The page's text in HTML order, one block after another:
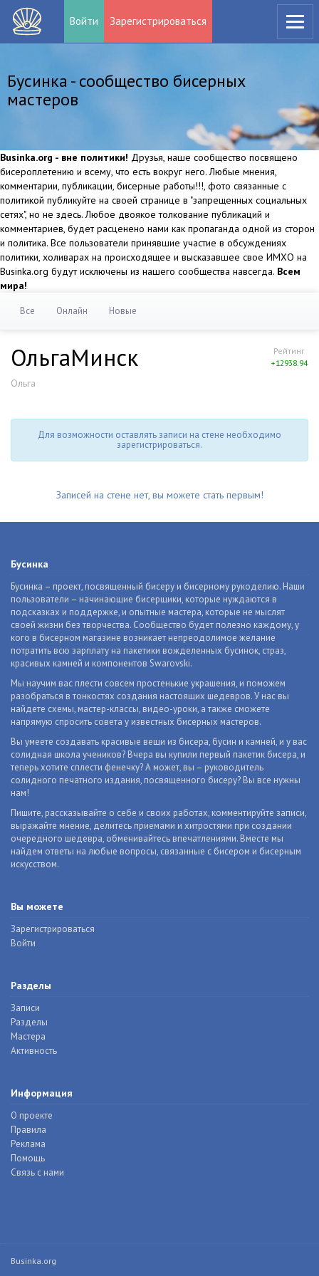
Войти Зарегистрироваться
Бусинка - сообщество бисерных
мастеров
Businka.org - вне политики! Друзья, наше сообщество посвящено
бисероплетению и всему, что есть вокруг него. Любые мнения,
комментарии, публикации, бисерные работы!!!, фото связанные с
политикой публикуйте на своей странице в "запрещенных социальных
сетях", но не здесь. Любое двоякое толкование публикаций и
комментариев, будет расценено нами как пропаганда одной из сторон
и политика. Все пользователи принявшие участие в обсуждениях
политики, холиварах на происходящее и высказавшее свое ИМХО на
Businka.org будут исключены из нашего сообщества навсегда. Всем
мира!
Все Онлайн Новые
Рейтинг
+12938.94
ОльгаМинск
Ольга
Для возможности оставлять записи на стене необходимо
зарегистрироваться.
Записей на стене нет, вы можете стать первым!
Бусинка
Бусинка – проект, посвященный бисеру и бисерному рукоделию. Наши
пользователи – начинающие бисерщики, которые нуждаются в
подсказках и поддержке, и опытные мастера, которые не мыслят
своей жизни без творчества. Сообщество будет полезно каждому, у
кого в бисерном магазине возникает непреодолимое желание
потратить всю зарплату на пакетики вожделенных бусинок, страз,
красивых камней и компонентов Swarovski.
Мы научим вас плести совсем простенькие украшения, и поможем
разобраться в тонкостях создания настоящих шедевров. У нас вы
найдете схемы, мастер-классы, видео-уроки, а также сможете
напрямую спросить совета у известных бисерных мастеров.
Вы умеете создавать красивые вещи из бисера, бусин и камней, и у вас
солидная школа учеников? Вчера вы купили первый пакетик бисера, и
теперь хотите сплести фенечку? А может, вы – руководитель
солидного печатного издания, посвященного бисеру? Вы все нужны
нам!
Пишите, рассказывайте о себе и своих работах, комментируйте записи,
выражайте мнение, делитесь приемами и хитростями при создании
очередного шедевра, обменивайтесь впечатлениями. Вместе мы
найдем ответы на любые вопросы, связанные с бисером и бисерным
искусством.
Вы можете
Зарегистрироваться
Войти
Разделы
Записи
Разделы
Мастера
Активность
Информация
О проекте
Правила
Реклама
Помощь
Связь с нами
Businka.org